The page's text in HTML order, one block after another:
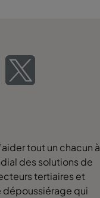
tout un chacun à
des solutions de
tertiaires et
dépoussiérage qui